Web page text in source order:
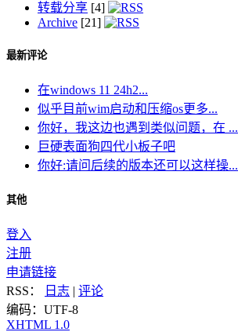
转载分享 [4]
Archive [21]
最新评论
在windows 11 24h2...
似乎目前wim启动和压缩os更多...
你好，我这边也遇到类似问题，在 ...
巨硬表面狗四代小板子吧
你好:请问后续的版本还可以这样操...
其他
登入
注册
申请链接
RSS：
日志 | 评论
编码：UTF-8
XHTML 1.0